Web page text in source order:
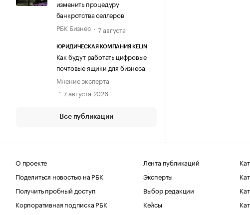
изменить процедуру
банкротства селлеров
РБК Бизнес
7 августа
ЮРИДИЧЕСКАЯ КОМПАНИЯ KELIN
Как будут работать цифровые
почтовые ящики для бизнеса
Мнение эксперта
7 августа 2026
Все публикации
О проекте
Поделиться новостью на РБК
Получить пробный доступ
Корпоративная подписка РБК
Лента публикаций
Эксперты
Выбор редакции
Кейсы